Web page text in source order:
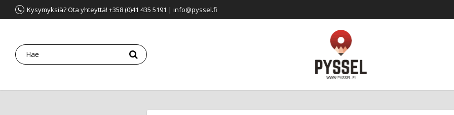
Kysymyksiä? Ota yhteyttä! +358 (0)41 435 5191 | info@pyssel.fi